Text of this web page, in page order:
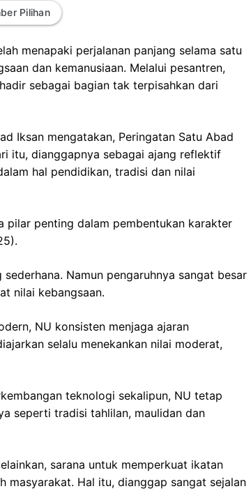
Pilihan
menapaki perjalanan panjang selama satu
dan kemanusiaan. Melalui pesantren,
sebagai bagian tak terpisahkan dari
Iksan mengatakan, Peringatan Satu Abad
itu, dianggapnya sebagai ajang reflektif
hal pendidikan, tradisi dan nilai
pilar penting dalam pembentukan karakter
Namun pengaruhnya sangat besar
nilai kebangsaan.
NU konsisten menjaga ajaran
selalu menekankan nilai moderat,
teknologi sekalipun, NU tetap
seperti tradisi tahlilan, maulidan dan
sarana untuk memperkuat ikatan
masyarakat. Hal itu, dianggap sangat sejalan